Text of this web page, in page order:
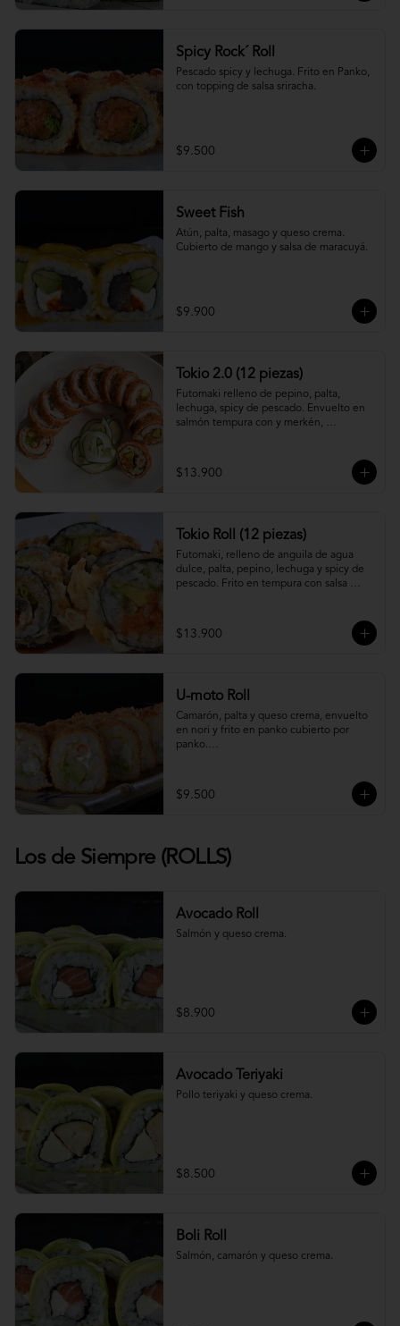
Spicy Rock´ Roll
Pescado spicy y lechuga. Frito en Panko,
con topping de salsa sriracha.
$9.500
Sweet Fish
Atún, palta, masago y queso crema.
Cubierto de mango y salsa de maracuyá.
$9.900
Tokio 2.0 (12 piezas)
Futomaki relleno de pepino, palta,
lechuga, spicy de pescado. Envuelto en
salmón tempura con y merkén,
$13.900
Tokio Roll (12 piezas)
Futomaki, relleno de anguila de agua
dulce, palta, pepino, lechuga y spicy de
pescado. Frito en tempura con salsa
$13.900
U-moto Roll
Camarón, palta y queso crema, envuelto
en nori y frito en panko cubierto por
panko.
$9.500
Los de Siempre (ROLLS)
Avocado Roll
Salmón y queso crema.
$8.900
Avocado Teriyaki
Pollo teriyaki y queso crema.
$8.500
Boli Roll
Salmón, camarón y queso crema.